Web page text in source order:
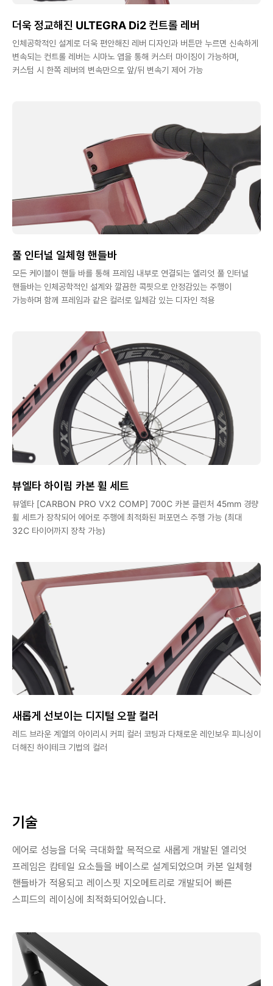
더욱 정교해진 ULTEGRA Di2 컨트롤 레버
인체공학적인 설계로 더욱 편안해진 레버 디자인과 버튼만 누르면 신속하게
변속되는 컨트롤 레버는 시마노 앱을 통해 커스터 마이징이 가능하며,
커스텀 시 한쪽 레버의 변속만으로 앞/뒤 변속기 제어 가능
풀 인터널 일체형 핸들바
모든 케이블이 핸들 바를 통해 프레임 내부로 연결되는 엘리엇 풀 인터널
핸들바는 인체공학적인 설계와 깔끔한 콕핏으로 안정감있는 주행이
가능하며 함께 프레임과 같은 컬러로 일체감 있는 디자인 적용
뷰엘타 하이림 카본 휠 세트
뷰엘타 [CARBON PRO VX2 COMP] 700C 카본 클린처 45mm 경량
휠 세트가 장착되어 에어로 주행에 최적화된 퍼포먼스 주행 가능 (최대
32C 타이어까지 장착 가능)
새롭게 선보이는 디지털 오팔 컬러
레드 브라운 계열의 아이리시 커피 컬러 코팅과 다채로운 레인보우 피니싱이
더해진 하이테크 기법의 컬러
기술
에어로 성능을 더욱 극대화할 목적으로 새롭게 개발된 엘리엇
프레임은 캄테일 요소들을 베이스로 설계되었으며 카본 일체형
핸들바가 적용되고 레이스핏 지오메트리로 개발되어 빠른
스피드의 레이싱에 최적화되어있습니다.